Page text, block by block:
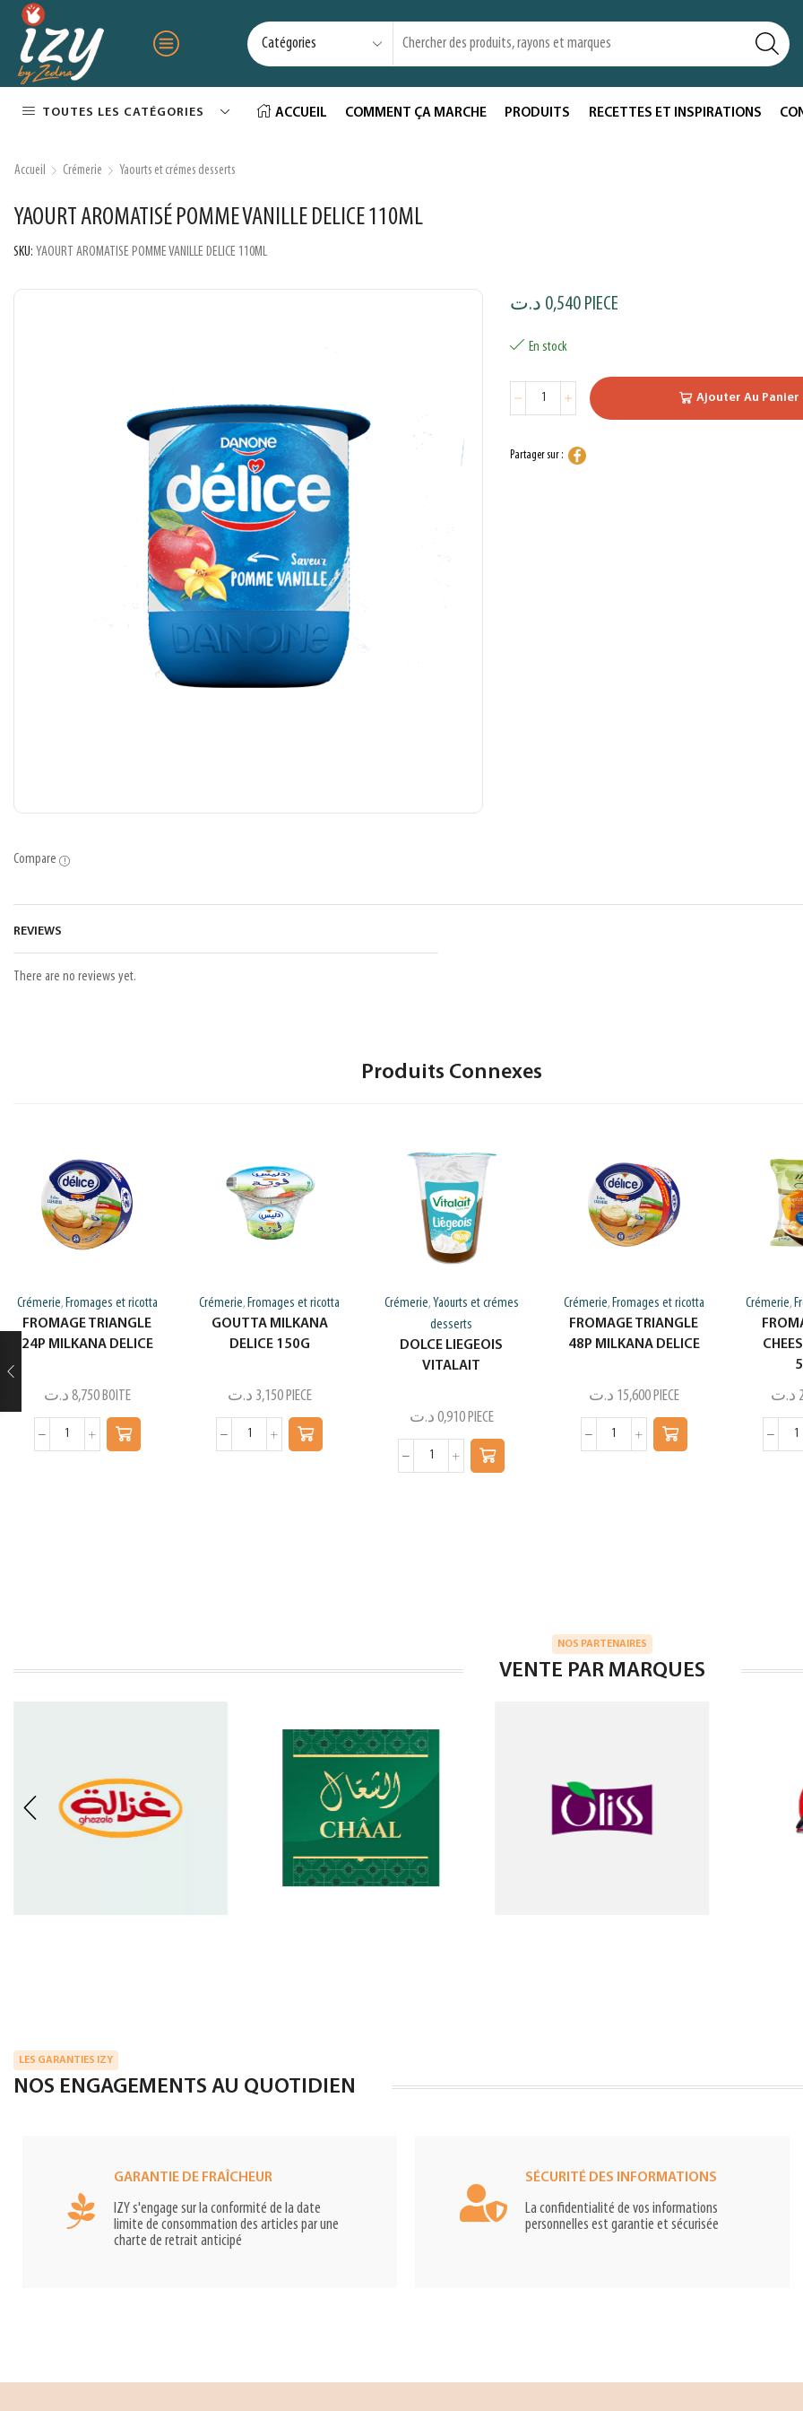
TOUTES LES CATÉGORIES ACCUEIL COMMENT ÇA MARCHE PRODUITS RECETTES ET INSPIRATIONS
Accueil Crémerie Yaourts et crémes desserts
YAOURT AROMATISÉ POMME VANILLE DELICE 110ML
SKU: YAOURT AROMATISE POMME VANILLE DELICE 110ML
Compare
0,540 د.ت PIECE
En stock
Ajouter Au Panier
Partager sur :
REVIEWS
There are no reviews yet.
Produits Connexes
Crémerie, Fromages et ricotta
FROMAGE TRIANGLE
24P MILKANA DELICE
8,750 د.ت BOITE
Crémerie,Fromages et ricotta
GOUTTA MILKANA
DELICE 150G
3,150 د.ت PIECE
Crémerie, Yaourts et crémes
desserts
DOLCE LIEGEOIS
VITALAIT
0,910 د.ت PIECE
Crémerie, Fromages et ricotta
FROMAGE TRIANGLE
48P MILKANA DELICE
15,600 د.ت PIECE
Crémerie,
د.ت
NOS PARTENAIRES
VENTE PAR MARQUES
LES GARANTIES IZY
NOS ENGAGEMENTS AU QUOTIDIEN
GARANTIE DE FRAÎCHEUR
IZY s'engage sur la conformité de la date
limite de consommation des articles par une
charte de retrait anticipé
SÉCURITÉ DES INFORMATIONS
La confidentialité de vos informations
personnelles est garantie et sécurisée